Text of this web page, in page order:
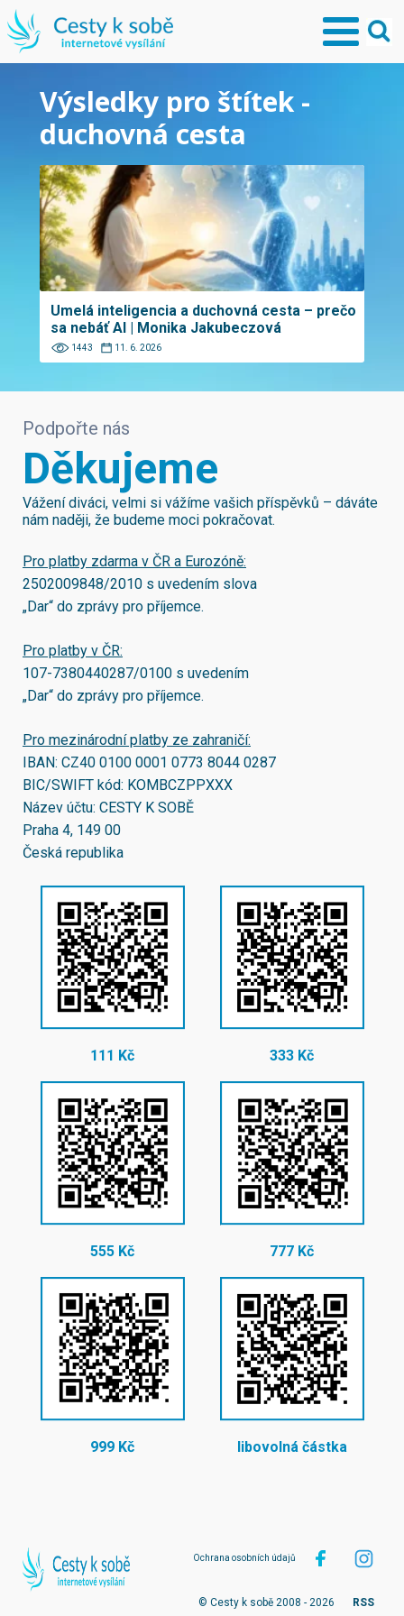
Výsledky pro štítek -
duchovná cesta
Umelá inteligencia a duchovná cesta – prečo
sa nebáť AI | Monika Jakubeczová
1443 11. 6. 2026
Podpořte nás
Děkujeme
Vážení diváci, velmi si vážíme vašich příspěvků – dáváte
nám naději, že budeme moci pokračovat.
Pro platby zdarma v ČR a Eurozóně:
2502009848/2010 s uvedením slova
„Dar“ do zprávy pro příjemce.
Pro platby v ČR:
107-7380440287/0100 s uvedením
„Dar“ do zprávy pro příjemce.
Pro mezinárodní platby ze zahraničí:
IBAN: CZ40 0100 0001 0773 8044 0287
BIC/SWIFT kód: KOMBCZPPXXX
Název účtu: CESTY K SOBĚ
Praha 4, 149 00
Česká republika
111 Kč 333 Kč
555 Kč 777 Kč
999 Kč libovolná částka
Ochrana osobních údajů
© Cesty k sobě 2008 - 2026 RSS